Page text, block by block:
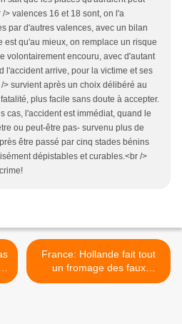
> valences 16 et 18 sont, on l'a
par d'autres valences, avec un bilan
est qu'au mieux, on remplace un risque
volontairement encouru, avec d'autant
l'accident arrive, pour la victime et ses
> survient après un choix délibéré au
plus facile sans doute à accepter.
cas, l'accident est immédiat, quand le
ou peut-être pas- survenu plus de
être passé par cinq stades bénins
dépistables et curables.<br />
France: Hollande fait tout
un fromage des faux
bienfaits du Gardasil & du